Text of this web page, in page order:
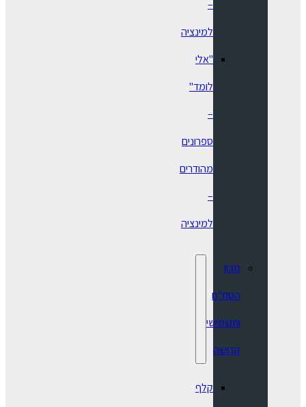
–
למינציה
"אלי
לומד"
–
ספרונים
מהודרים
–
למינציה
מכון
הסת"ם
ותשמישי
קדושה
קלף